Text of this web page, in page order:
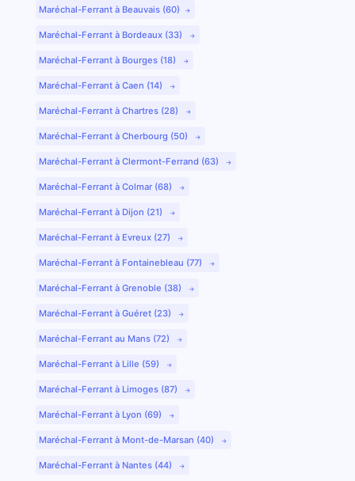
Maréchal-Ferrant à Beauvais (60)
Maréchal-Ferrant à Bordeaux (33)
Maréchal-Ferrant à Bourges (18)
Maréchal-Ferrant à Caen (14)
Maréchal-Ferrant à Chartres (28)
Maréchal-Ferrant à Cherbourg (50)
Maréchal-Ferrant à Clermont-Ferrand (63)
Maréchal-Ferrant à Colmar (68)
Maréchal-Ferrant à Dijon (21)
Maréchal-Ferrant à Evreux (27)
Maréchal-Ferrant à Fontainebleau (77)
Maréchal-Ferrant à Grenoble (38)
Maréchal-Ferrant à Guéret (23)
Maréchal-Ferrant au Mans (72)
Maréchal-Ferrant à Lille (59)
Maréchal-Ferrant à Limoges (87)
Maréchal-Ferrant à Lyon (69)
Maréchal-Ferrant à Mont-de-Marsan (40)
Maréchal-Ferrant à Nantes (44)